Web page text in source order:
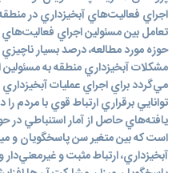
اجراي فعاليت‌هاي آبخيزداري در
تعامل بين مسئولين اجراي
حوزه مورد مطالعه، درصد بسيار
مشکلات آبخيزداري منطقه به مسئولين
مي‌گردد براي اجراي عمليات آبخيزداري
توانايي برقراري ارتباط قوي با مردم
يافته‌هاي حاصل از آمار استنباطي در
است که بين متغير سن پاسخگويان و
آبخيزداري، ارتباط مثبت و